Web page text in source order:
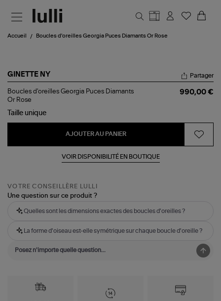
Accueil Boucles d'oreilles Georgia Puces Diamants Or Rose
GINETTE NY
Boucles
d'oreilles
Puces
Diamants
Partager
Boucles d'oreilles Georgia Puces Diamants
Or Rose
990,00 €
Taille unique
AJOUTER AU PANIER
VOIR DISPONIBILITÉ EN BOUTIQUE
VOTRE CONSEILLÈRE LULLI
Une question sur ce produit ?
Quelles sont les dimensions exactes des boucles d'oreilles ?
La forme d'oiseau est-elle symétrique sur chaque boucle d'oreille ?